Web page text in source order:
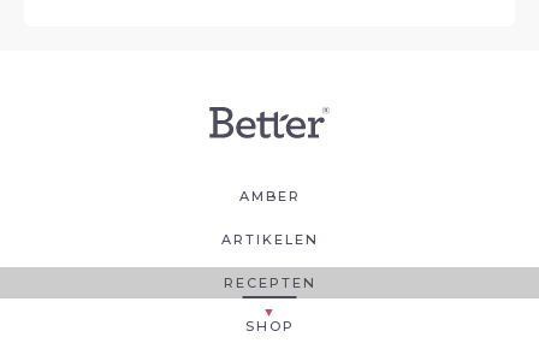
AMBER
ARTIKELEN
RECEPTEN
SHOP